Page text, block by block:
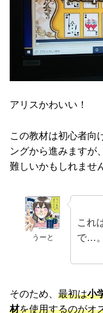
アリスかわいい！
この教材は初心者向
ングから進みますが
難しいかもしれませ
うーと
これ
で…。
そのため、 最初は小
材を使用するのがオ